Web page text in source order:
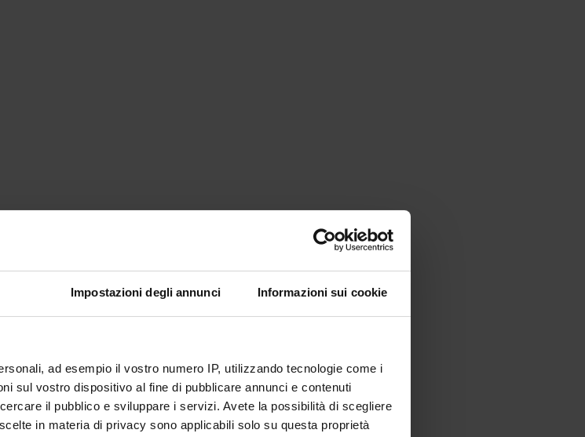
Impostazioni degli annunci Informazioni sui cookie
ad esempio il vostro numero IP, utilizzando tecnologie come i
sul vostro dispositivo al fine di pubblicare annunci e contenuti
il pubblico e sviluppare i servizi. Avete la possibilità di scegliere
in materia di privacy sono applicabili solo su questa proprietà